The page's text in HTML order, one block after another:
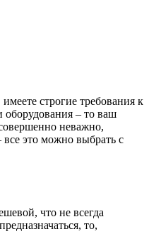
строгие требования к
оборудования – то ваш
неважно,
это можно выбрать с
что не всегда
то,